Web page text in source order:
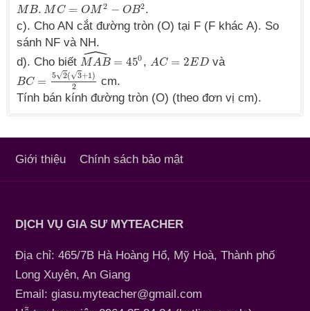
MB. MC = OM 2 − OB2
MB.M C=OM2−OB2
.
c). Cho AN cắt đường tròn (O) tại F (F khác A). So
sánh NF và NH.
d). Cho biết MAB
ˆ = 450
MAB^= 450 , AC = 2ED
AC= 2E D và
BC = 5 2
√ ( 3
√ +1 )
2
BC= 52( 3+1)2
cm.
Tính bán kính đường tròn (O) (theo đơn vị cm).
Giới thiệu Chính sách bảo mật
DỊCH VỤ GIA SƯ MYTEACHER
Địa chỉ: 465/7B Hà Hoàng Hổ, Mỹ Hoà, Thành phố
Long Xuyên, An Giang
Email: giasu.myteacher@gmail.com